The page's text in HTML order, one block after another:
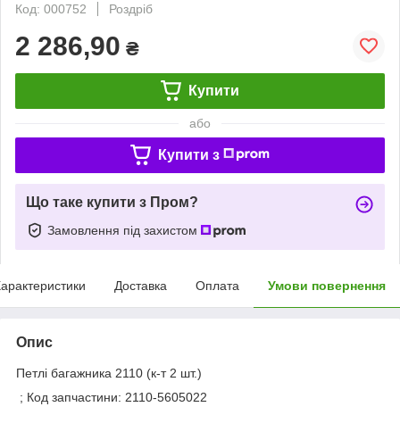
Код: 000752
Роздріб
2 286,90 ₴
Купити
або
Купити з
Що таке купити з Пром?
Замовлення під захистом
Доставка Оплата Умови повернення
Опис
Петлі багажника 2110 (к-т 2 шт.)
; Код запчастини: 2110-5605022